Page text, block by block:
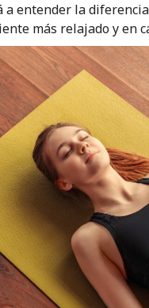
a entender la
más relajado y en